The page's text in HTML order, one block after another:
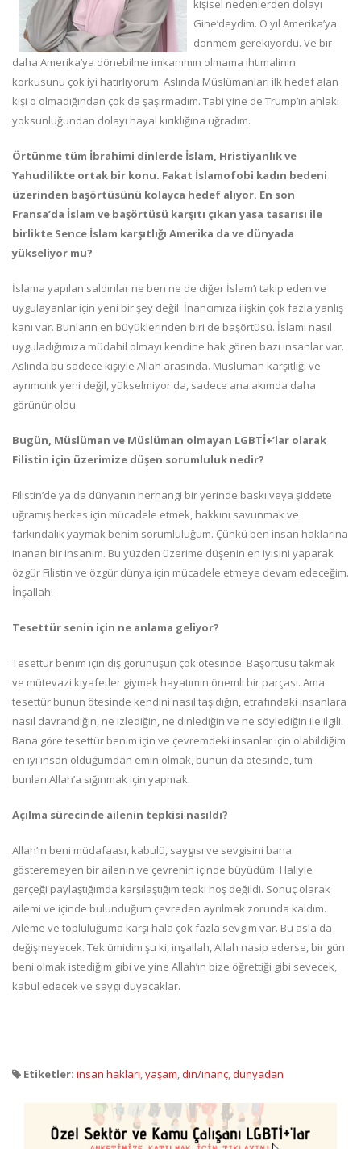
kişisel nedenlerden dolayı
Gine’deydim. O yıl Amerika’ya
dönmem gerekiyordu. Ve bir
daha Amerika’ya dönebilme imkanımın olmama ihtimalinin
korkusunu çok iyi hatırlıyorum. Aslında Müslümanları ilk hedef alan
kişi o olmadığından çok da şaşırmadım. Tabi yine de Trump’ın ahlaki
yoksunluğundan dolayı hayal kırıklığına uğradım.
Örtünme tüm İbrahimi dinlerde İslam, Hristiyanlık ve
Yahudilikte ortak bir konu. Fakat İslamofobi kadın bedeni
üzerinden başörtüsünü kolayca hedef alıyor. En son
Fransa’da İslam ve başörtüsü karşıtı çıkan yasa tasarısı ile
birlikte Sence İslam karşıtlığı Amerika da ve dünyada
yükseliyor mu?
İslama yapılan saldırılar ne ben ne de diğer İslam’ı takip eden ve
uygulayanlar için yeni bir şey değil. İnancımıza ilişkin çok fazla yanlış
kanı var. Bunların en büyüklerinden biri de başörtüsü. İslamı nasıl
uyguladığımıza müdahil olmayı kendine hak gören bazı insanlar var.
Aslında bu sadece kişiyle Allah arasında. Müslüman karşıtlığı ve
ayrımcılık yeni değil, yükselmiyor da, sadece ana akımda daha
görünür oldu.
Bugün, Müslüman ve Müslüman olmayan LGBTİ+’lar olarak
Filistin için üzerimize düşen sorumluluk nedir?
Filistin’de ya da dünyanın herhangi bir yerinde baskı veya şiddete
uğramış herkes için mücadele etmek, hakkını savunmak ve
farkındalık yaymak benim sorumluluğum. Çünkü ben insan haklarına
inanan bir insanım. Bu yüzden üzerime düşenin en iyisini yaparak
özgür Filistin ve özgür dünya için mücadele etmeye devam edeceğim.
İnşallah!
Tesettür senin için ne anlama geliyor?
Tesettür benim için dış görünüşün çok ötesinde. Başörtüsü takmak
ve mütevazi kıyafetler giymek hayatımın önemli bir parçası. Ama
tesettür bunun ötesinde kendini nasıl taşıdığın, etrafındaki insanlara
nasıl davrandığın, ne izlediğin, ne dinlediğin ve ne söylediğin ile ilgili.
Bana göre tesettür benim için ve çevremdeki insanlar için olabildiğim
en iyi insan olduğumdan emin olmak, bunun da ötesinde, tüm
bunları Allah’a sığınmak için yapmak.
Açılma sürecinde ailenin tepkisi nasıldı?
Allah’ın beni müdafaası, kabulü, saygısı ve sevgisini bana
gösteremeyen bir ailenin ve çevrenin içinde büyüdüm. Haliyle
gerçeği paylaştığımda karşılaştığım tepki hoş değildi. Sonuç olarak
ailemi ve içinde bulunduğum çevreden ayrılmak zorunda kaldım.
Aileme ve topluluğuma karşı hala çok fazla sevgim var. Bu asla da
değişmeyecek. Tek ümidim şu ki, inşallah, Allah nasip ederse, bir gün
beni olmak istediğim gibi ve yine Allah’ın bize öğrettiği gibi sevecek,
kabul edecek ve saygı duyacaklar.
Etiketler: insan hakları,yaşam,din/inanç,dünyadan